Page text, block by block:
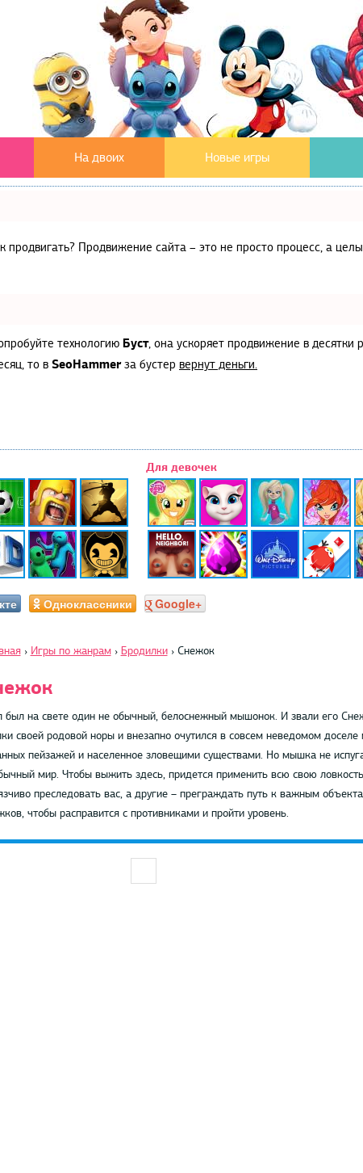
На двоих Новые игры
продвигать? Продвижение сайта – это не просто процесс, а
технологию Буст, она ускоряет продвижение в десятки
то в SeoHammerза бустер вернут деньги.
Для девочек
Одноклассники Google+
› Игры по жанрам › Бродилки › Снежок
на свете один не обычный, белоснежный мышонок. И звали его
своей родовой норы и внезапно очутился в совсем неведомом
пейзажей и населенное зловещими существами. Но мышка не
мир. Чтобы выжить здесь, придется применить всю свою
преследовать вас, а другие – преграждать путь к важным
чтобы расправится с противниками и пройти уровень.